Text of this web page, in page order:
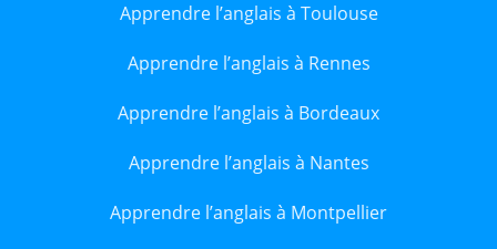
Apprendre l’anglais à Toulouse
Apprendre l’anglais à Rennes
Apprendre l’anglais à Bordeaux
Apprendre l’anglais à Nantes
Apprendre l’anglais à Montpellier